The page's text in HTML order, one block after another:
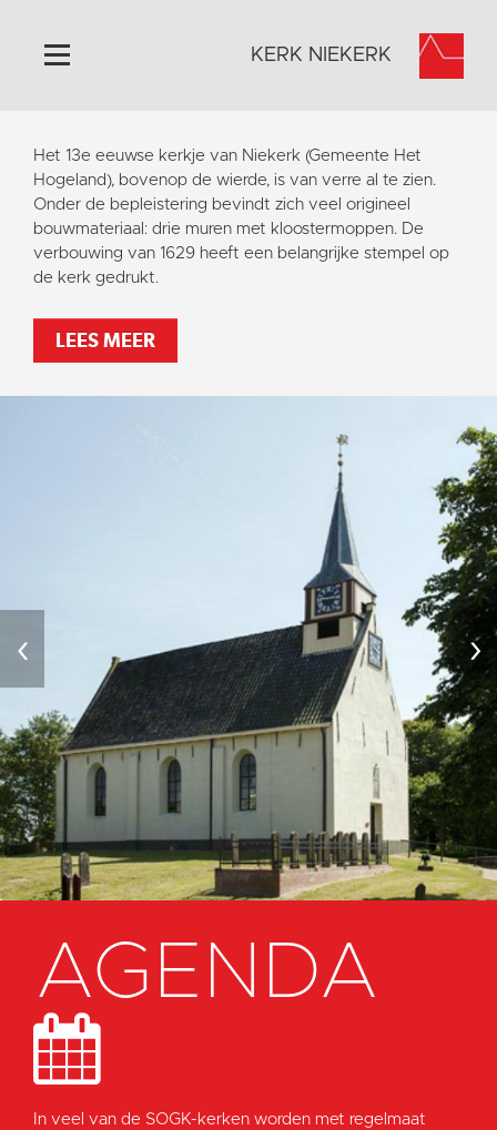
Home
Algemeen
Historie
Omgeving
Activiteiten
Steun ons
Contact
Vaktaal
KERK NIEKERK
Het 13e eeuwse kerkje van Niekerk (Gemeente Het
Hogeland), bovenop de wierde, is van verre al te zien.
Onder de bepleistering bevindt zich veel origineel
bouwmateriaal: drie muren met kloostermoppen. De
verbouwing van 1629 heeft een belangrijke stempel op
de kerk gedrukt.
LEES MEER
‹ ›
AGENDA
In veel van de SOGK-kerken worden met regelmaat